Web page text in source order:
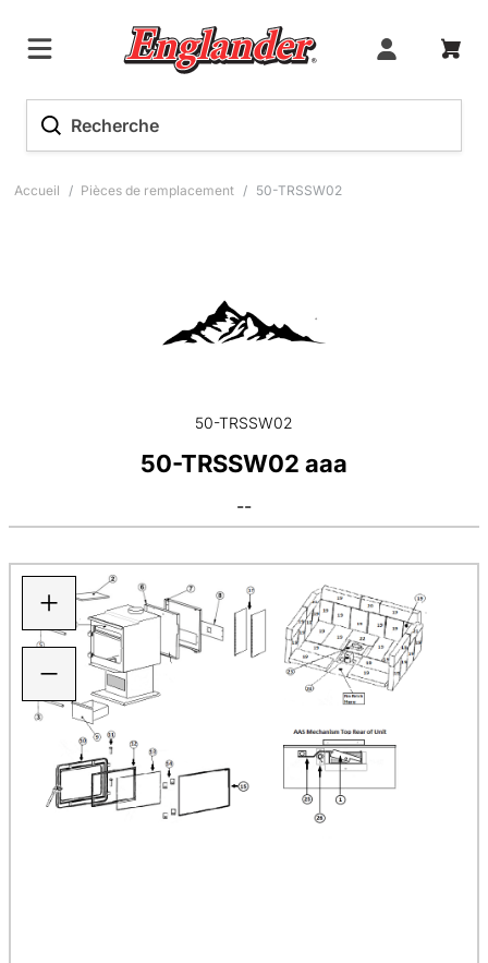
Accueil / Pièces de remplacement / 50-TRSSW02
50-TRSSW02
50-TRSSW02 aaa
--
−
+